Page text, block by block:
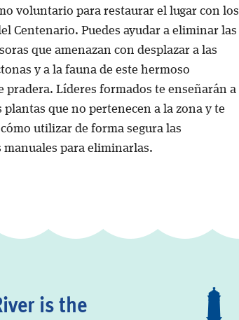
voluntario para restaurar el lugar con los
Centenario. Puedes ayudar a eliminar las
que amenazan con desplazar a las
y a la fauna de este hermoso
pradera. Líderes formados te enseñarán a
que no pertenecen a la zona y te
utilizar de forma segura las
para eliminarlas.
is the